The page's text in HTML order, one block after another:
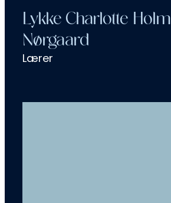
Lykke Charlotte Holm
Nørgaard
Lærer